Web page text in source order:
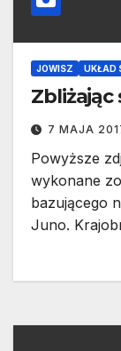
JOWISZ UKŁAD
Zbliżając
7 MAJA
Powyższe
wykonane
bazującego
Juno.